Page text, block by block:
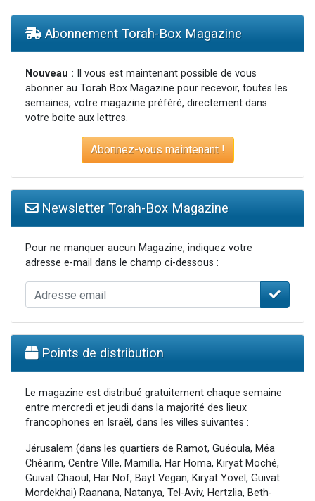
Abonnement Torah-Box Magazine
Nouveau : Il vous est maintenant possible de vous
abonner au Torah Box Magazine pour recevoir, toutes les
semaines, votre magazine préféré, directement dans
votre boite aux lettres.
Abonnez-vous maintenant !
Newsletter Torah-Box Magazine
Pour ne manquer aucun Magazine, indiquez votre
adresse e-mail dans le champ ci-dessous :
Points de distribution
Le magazine est distribué gratuitement chaque semaine
entre mercredi et jeudi dans la majorité des lieux
francophones en Israël, dans les villes suivantes :
Jérusalem (dans les quartiers de Ramot, Guéoula, Méa
Chéarim, Centre Ville, Mamilla, Har Homa, Kiryat Moché,
Guivat Chaoul, Har Nof, Bayt Vegan, Kiryat Yovel, Guivat
Mordekhai) Raanana, Natanya, Tel-Aviv, Hertzlia, Beth-